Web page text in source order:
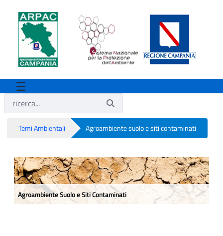
Temi Ambientali Agroambiente suolo e siti contaminati
Agroambiente suolo e siti contaminati
Agroambiente Suolo e Siti Contaminati